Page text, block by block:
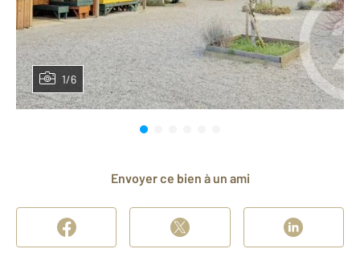
1/6
Envoyer ce bien à un ami